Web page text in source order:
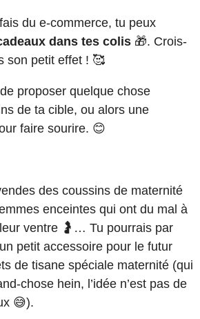
du e-commerce, tu peux
dans tes colis 🎁. Crois-
son petit effet ! 🥰
proposer quelque chose
de ta cible, ou alors une
faire sourire. 😊
des coussins de maternité
enceintes qui ont du mal à
ventre 🤰… Tu pourrais par
petit accessoire pour le futur
de tisane spéciale maternité (qui
chose hein, l’idée n’est pas de
😅).